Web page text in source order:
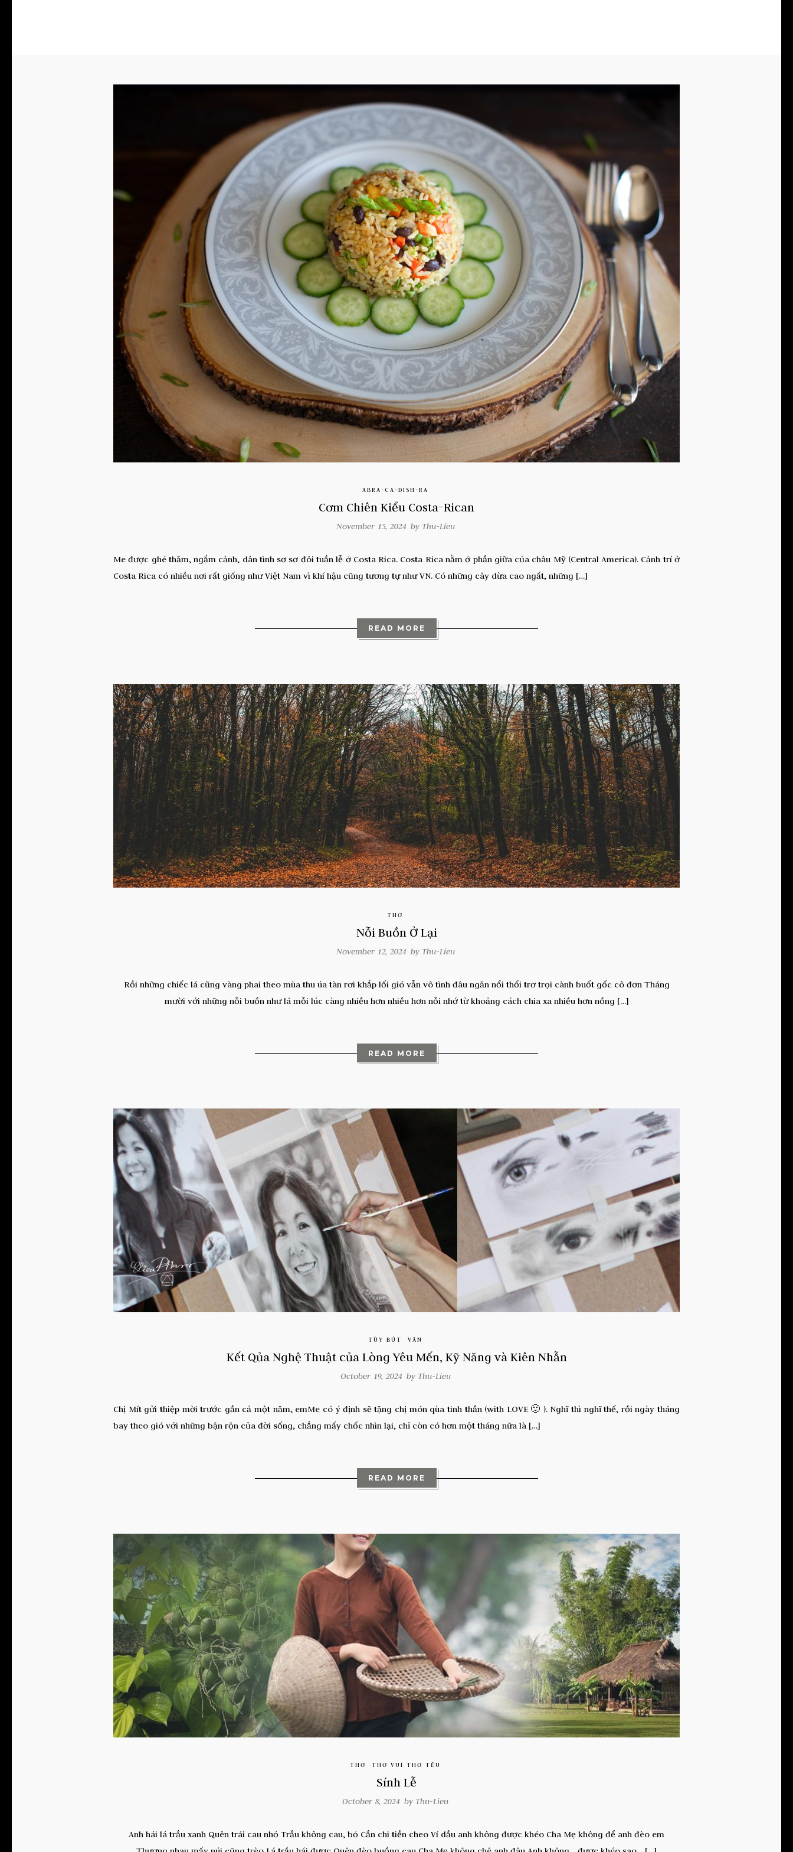
ABRA-CA-DISH-RA
Cơm Chiên Kiểu Costa-Rican
November 15, 2024 by Thu-Lieu
Me được ghé thăm, ngắm cảnh, dân tình sơ sơ đôi tuần lễ ở Costa Rica. Costa Rica nằm ở phần giữa của châu Mỹ (Central America). Cảnh trí ở
Costa Rica có nhiều nơi rất giống như Việt Nam vì khí hậu cũng tương tự như VN. Có những cây dừa cao ngất, những […]
READ MORE
THƠ
Nỗi Buồn Ở Lại
November 12, 2024 by Thu-Lieu
Rồi những chiếc lá cũng vàng phai theo mùa thu úa tàn rơi khắp lối gió vẫn vô tình đâu ngăn nổi thổi trơ trọi cành buốt gốc cô đơn Tháng
mười với những nỗi buồn như lá mỗi lúc càng nhiều hơn nhiều hơn nỗi nhớ từ khoảng cách chia xa nhiều hơn nồng […]
READ MORE
TÙY BÚT VĂN
Kết Qủa Nghệ Thuật của Lòng Yêu Mến, Kỹ Năng và Kiên Nhẫn
October 19, 2024 by Thu-Lieu
Chị Mít gửi thiệp mời trước gần cả một năm, emMe có ý định sẽ tặng chị món qùa tinh thần (with LOVE 🙂 ). Nghĩ thì nghĩ thế, rồi ngày tháng
bay theo gió với những bận rộn của đời sống, chẳng mấy chốc nhìn lại, chỉ còn có hơn một tháng nữa là […]
READ MORE
THƠ THƠ VUI THƠ TẾU
Sính Lễ
October 8, 2024 by Thu-Lieu
Anh hái lá trầu xanh Quên trái cau nhỏ Trầu không cau, bỏ Cần chi tiền cheo Ví dầu anh không được khéo Cha Mẹ không để anh đèo em